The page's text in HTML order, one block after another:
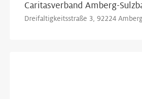
Caritasverband Amberg-
Dreifaltigkeitsstraße 3, 92224